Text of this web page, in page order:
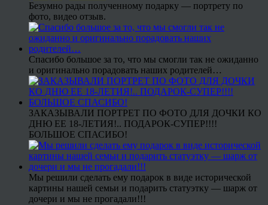
Безумно рады полученному подарку — портрету по
фото, видео отзыв.
Спасибо большое за то, что мы смогли так не ожиданно
и оригинально порадовать наших родителей…
ЗАКАЗЫВАЛИ ПОРТРЕТ ПО ФОТО ДЛЯ ДОЧКИ КО
ДНЮ ЕЕ 18-ЛЕТИЯ!.. ПОДАРОК-СУПЕР!!!!
БОЛЬШОЕ СПАСИБО!
Мы решили сделать ему подарок в виде исторической
картины нашей семьи и подарить статуэтку — шарж от
дочери и мы не прогадали!!!